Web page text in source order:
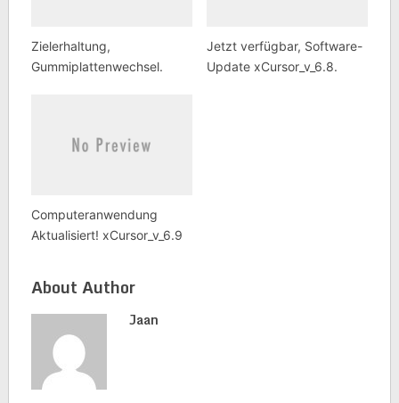
Zielerhaltung,
Gummiplattenwechsel.
Jetzt verfügbar, Software-
Update xCursor_v_6.8.
Computeranwendung
Aktualisiert! xCursor_v_6.9
About Author
Jaan